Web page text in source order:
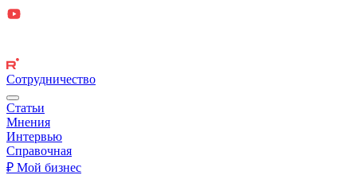
Сотрудничество
Статьи
Мнения
Интервью
Справочная
₽ Мой бизнес